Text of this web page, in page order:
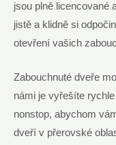
jsou plně licencované
jistě a klidně si
otevření vašich
Zabouchnuté dveře
námi je vyřešíte
nonstop, abychom
dveří v přerovské